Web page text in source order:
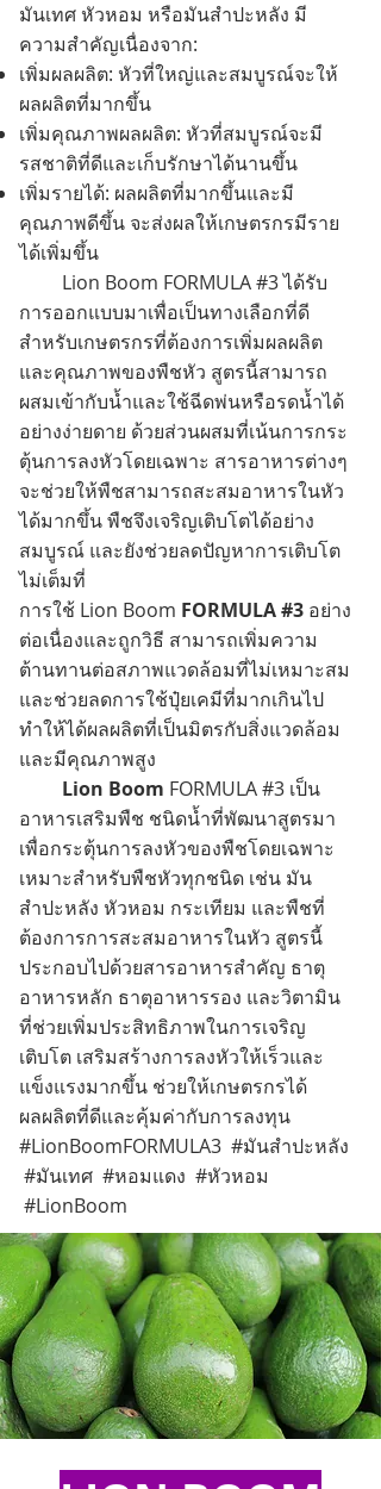
มันเทศ หัวหอม หรือมันสำปะหลัง มี
ความสำคัญเนื่องจาก:
เพิ่มผลผลิต: หัวที่ใหญ่และสมบูรณ์จะให้
ผลผลิตที่มากขึ้น
เพิ่มคุณภาพผลผลิต: หัวที่สมบูรณ์จะมี
รสชาติที่ดีและเก็บรักษาได้นานขึ้น
เพิ่มรายได้: ผลผลิตที่มากขึ้นและมี
คุณภาพดีขึ้น จะส่งผลให้เกษตรกรมีราย
ได้เพิ่มขึ้น
Lion Boom FORMULA #3 ได้รับ
การออกแบบมาเพื่อเป็นทางเลือกที่ดี
สำหรับเกษตรกรที่ต้องการเพิ่มผลผลิต
และคุณภาพของพืชหัว สูตรนี้สามารถ
ผสมเข้ากับน้ำและใช้ฉีดพ่นหรือรดน้ำได้
อย่างง่ายดาย ด้วยส่วนผสมที่เน้นการกระ
ตุ้นการลงหัวโดยเฉพาะ สารอาหารต่างๆ
จะช่วยให้พืชสามารถสะสมอาหารในหัว
ได้มากขึ้น พืชจึงเจริญเติบโตได้อย่าง
สมบูรณ์ และยังช่วยลดปัญหาการเติบโต
ไม่เต็มที่
การใช้ Lion Boom FORMULA #3 อย่าง
ต่อเนื่องและถูกวิธี สามารถเพิ่มความ
ต้านทานต่อสภาพแวดล้อมที่ไม่เหมาะสม
และช่วยลดการใช้ปุ๋ยเคมีที่มากเกินไป
ทำให้ได้ผลผลิตที่เป็นมิตรกับสิ่งแวดล้อม
และมีคุณภาพสูง
Lion Boom FORMULA #3 เป็น
อาหารเสริมพืช ชนิดน้ำที่พัฒนาสูตรมา
เพื่อกระตุ้นการลงหัวของพืชโดยเฉพาะ
เหมาะสำหรับพืชหัวทุกชนิด เช่น มัน
สำปะหลัง หัวหอม กระเทียม และพืชที่
ต้องการการสะสมอาหารในหัว สูตรนี้
ประกอบไปด้วยสารอาหารสำคัญ ธาตุ
อาหารหลัก ธาตุอาหารรอง และวิตามิน
ที่ช่วยเพิ่มประสิทธิภาพในการเจริญ
เติบโต เสริมสร้างการลงหัวให้เร็วและ
แข็งแรงมากขึ้น ช่วยให้เกษตรกรได้
ผลผลิตที่ดีและคุ้มค่ากับการลงทุน
#LionBoomFORMULA3 #มันสำปะหลัง
#มันเทศ #หอมแดง #หัวหอม
#LionBoom